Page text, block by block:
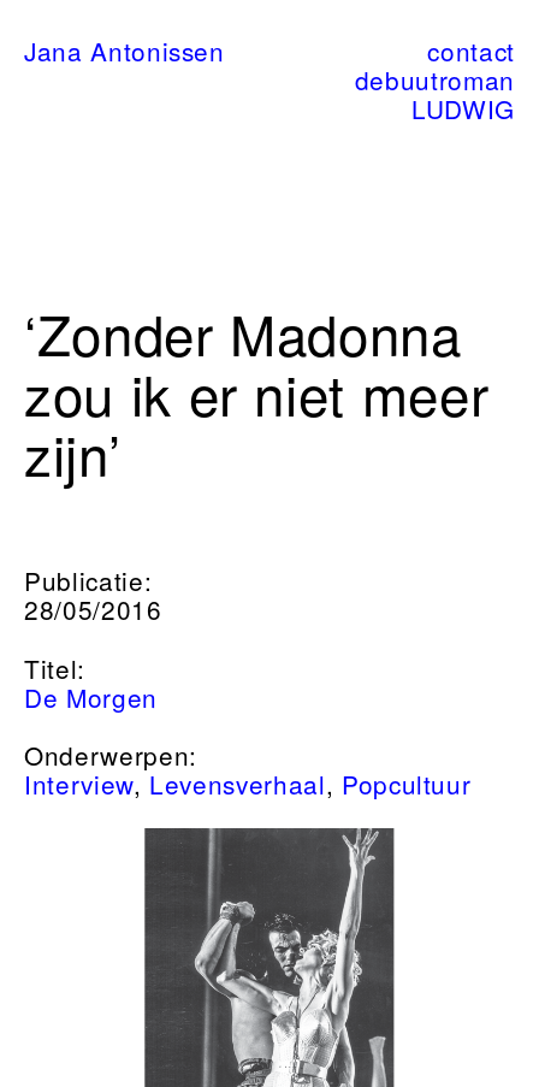
Jana Antonissen
contact
debuutroman
LUDWIG
‘Zonder Madonna
zou ik er niet meer
zijn’
Publicatie:
28/05/2016
Titel:
De Morgen
Onderwerpen:
Interview, Levensverhaal, Popcultuur